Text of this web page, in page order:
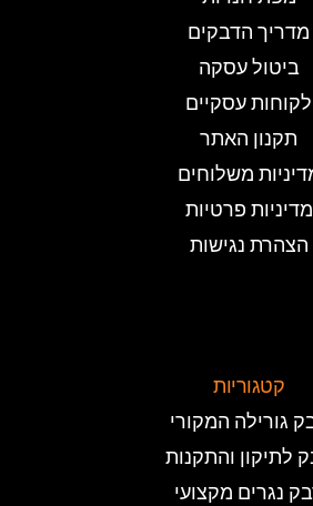
קטגוריות
גורילה המקורי
לתיקון והתקנות
נגרים מקצועי
מדריך הדבקים
ביטול עסקה
לקוחות עסקיים
תקנון האתר
משלוחים
מדיניות פרטיות
הצהרת נגישות